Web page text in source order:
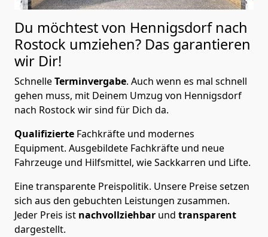
Du möchtest von Hennigsdorf nach
Rostock umziehen? Das garantieren
wir Dir!
SchnelleTerminvergabe. Auch wenn es mal schnell
gehen muss, mit Deinem Umzug von Hennigsdorf
nach Rostock wir sind für Dich da.
Qualifizierte Fachkräfte und modernes
Equipment. Ausgebildete Fachkräfte und neue
Fahrzeuge und Hilfsmittel, wie Sackkarren und Lifte.
Eine transparente Preispolitik. Unsere Preise setzen
sich aus den gebuchten Leistungen zusammen.
Jeder Preis ist nachvollziehbar und transparent
dargestellt.